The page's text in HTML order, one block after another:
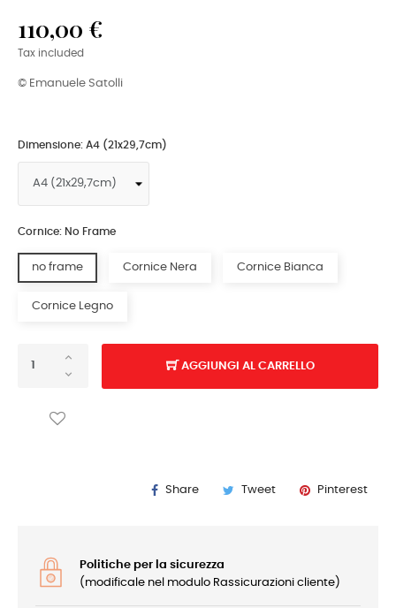
110,00 €
Tax included
© Emanuele Satolli
Dimensione: A4 (21x29,7cm)
Cornice: No Frame
no frame Cornice Nera Cornice Bianca
Cornice Legno
AGGIUNGI AL CARRELLO
Share Tweet Pinterest
Politiche per la sicurezza
(modificale nel modulo Rassicurazioni cliente)